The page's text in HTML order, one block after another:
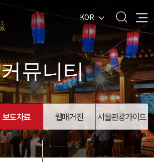
KOR
커뮤니티
보도자료 웹매거진 서울관광가이드